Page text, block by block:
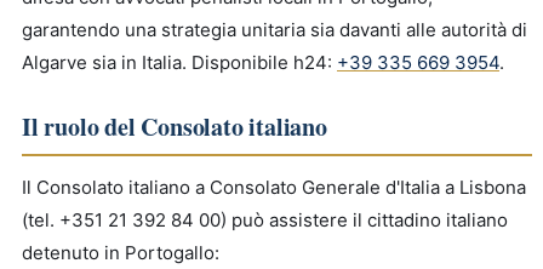
garantendo una strategia unitaria sia davanti alle autorità di
Algarve sia in Italia. Disponibile h24: +39 335 669 3954.
Il ruolo del Consolato italiano
Il Consolato italiano a Consolato Generale d'Italia a Lisbona
(tel. +351 21 392 84 00) può assistere il cittadino italiano
detenuto in Portogallo: